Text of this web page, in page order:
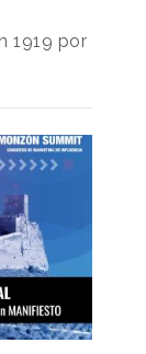
1919 por